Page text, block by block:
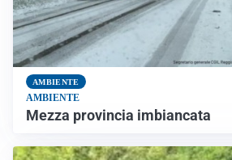
AMBIENTE
AMBIENTE
Mezza provincia imbiancata